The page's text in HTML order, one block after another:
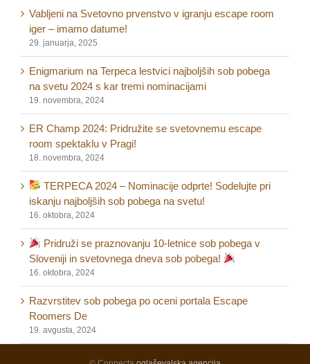
Vabljeni na Svetovno prvenstvo v igranju escape room
iger – imamo datume!
29. januarja, 2025
Enigmarium na Terpeca lestvici najboljših sob pobega
na svetu 2024 s kar tremi nominacijami
19. novembra, 2024
ER Champ 2024: Pridružite se svetovnemu escape
room spektaklu v Pragi!
18. novembra, 2024
TERPECA 2024 – Nominacije odprte! Sodelujte pri
iskanju najboljših sob pobega na svetu!
16. oktobra, 2024
Pridruži se praznovanju 10-letnice sob pobega v
Sloveniji in svetovnega dneva sob pobega!
16. oktobra, 2024
Razvrstitev sob pobega po oceni portala Escape
Roomers De
19. avgusta, 2024